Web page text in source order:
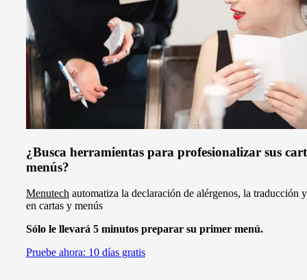
¿Busca herramientas para profesionalizar sus
menús?
Menutech automatiza la declaración de alérgenos, la traducción
en cartas y menús
Sólo le llevará 5 minutos preparar su primer menú.
Pruebe ahora: 10 días gratis